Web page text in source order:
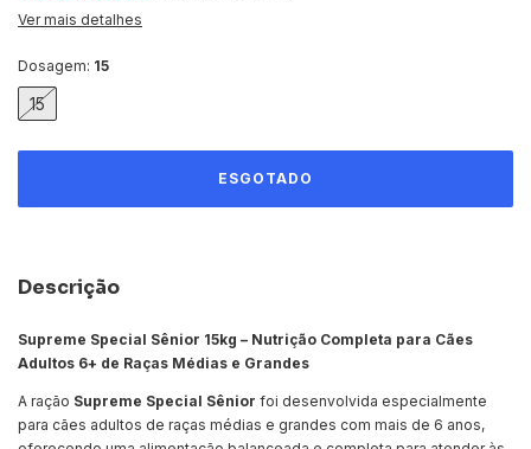
Ver mais detalhes
Dosagem: 15
15
Descrição
Supreme Special Sênior 15kg – Nutrição Completa para Cães
Adultos 6+ de Raças Médias e Grandes
A ração Supreme Special Sênior foi desenvolvida especialmente
para cães adultos de raças médias e grandes com mais de 6 anos,